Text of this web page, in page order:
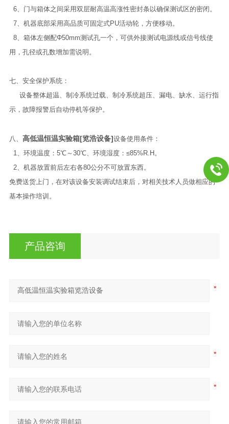
6、门与箱体之间采用双层耐高温高涨性密封条以确保测试区的密闭。
7、机器底部采用高品质可固定式PU活动轮，方便移动。
8、箱体左侧配Φ50mm测试孔一个，可供外接测试电源线或信号线使
用，孔径或孔数增加需说明。
七、安全保护系统：
设备整体超温、制冷系统过载、制冷系统超压、漏电、缺水、运行指
示，故障报警后自动停机等保护。
八、 高低温恒温实验箱[览浩设备]设备使用条件：
1、环境温度：5℃～30℃、环境湿度：≤85%R.H。
2、机器放置前后左右各80公分不可放置东西。
免费送货上门，在对该设备安装调试结束后，对相关技术人员做相应的
基本操作培训。
产品咨询